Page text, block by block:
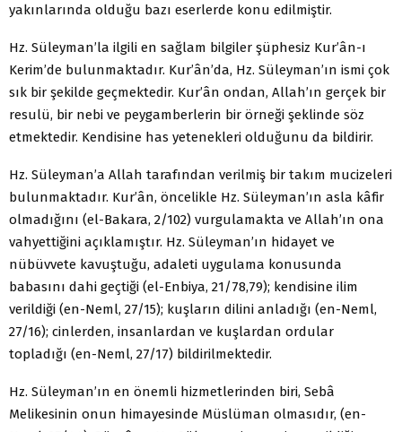
yakınlarında olduğu bazı eserlerde konu edilmiştir.
Hz. Süleyman’la ilgili en sağlam bilgiler şüphesiz Kur’ân-ı
Kerim’de bulunmaktadır. Kur’ân’da, Hz. Süleyman’ın ismi çok
sık bir şekilde geçmektedir. Kur’ân ondan, Allah’ın gerçek bir
resulü, bir nebi ve peygamberlerin bir örneği şeklinde söz
etmektedir. Kendisine has yetenekleri olduğunu da bildirir.
Hz. Süleyman’a Allah tarafından verilmiş bir takım mucizeleri
bulunmaktadır. Kur’ân, öncelikle Hz. Süleyman’ın asla kâfir
olmadığını (el-Bakara, 2/102) vurgulamakta ve Allah’ın ona
vahyettiğini açıklamıştır. Hz. Süleyman’ın hidayet ve
nübüvvete kavuştuğu, adaleti uygulama konusunda
babasını dahi geçtiği (el-Enbiya, 21/78,79); kendisine ilim
verildiği (en-Neml, 27/15); kuşların dilini anladığı (en-Neml,
27/16); cinlerden, insanlardan ve kuşlardan ordular
topladığı (en-Neml, 27/17) bildirilmektedir.
Hz. Süleyman’ın en önemli hizmetlerinden biri, Sebâ
Melikesinin onun himayesinde Müslüman olmasıdır, (en-